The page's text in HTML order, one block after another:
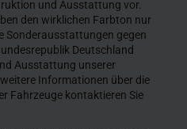
und Ausstattung vor.
den wirklichen Farbton nur
Sonderausstattungen gegen
Deutschland
Ausstattung unserer
Informationen über die
Fahrzeuge kontaktieren Sie